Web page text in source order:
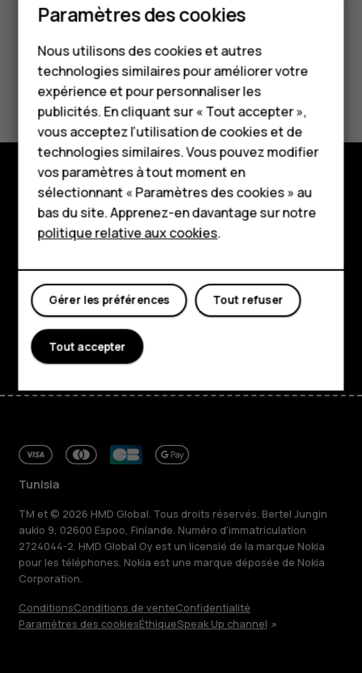
Smartphones
Téléphones classiques
HMD Terra M
Pour les entreprises
Tablettes
Boutique
Mon compte
Avez-vous trouvé cela utile?
Oui Non
Boutique
À propos
Planet and people
Assistance
FacebookInstagram
TiktokYoutube
Tunisia
TM et © 2026 HMD Global. Tous droits réservés. Bertel Jungin
aukio 9, 02600 Espoo, Finlande. Numéro d'immatriculation
2724044-2. HMD Global Oy est un licensié de la marque Nokia
pour les téléphones. Nokia est une marque déposée de Nokia
Corporation.
ConditionsConditions de venteConfidentialité
Paramètres des cookiesÉthiqueSpeak Up channel
Paramètres des cookies
Nous utilisons des cookies et autres
technologies similaires pour améliorer votre
expérience et pour personnaliser les
publicités. En cliquant sur « Tout accepter »,
vous acceptez l’utilisation de cookies et de
technologies similaires. Vous pouvez modifier
vos paramètres à tout moment en
sélectionnant « Paramètres des cookies » au
bas du site. Apprenez-en davantage sur notre
politique relative aux cookies.
Tout refuser
Gérer les préférences
Tout accepter